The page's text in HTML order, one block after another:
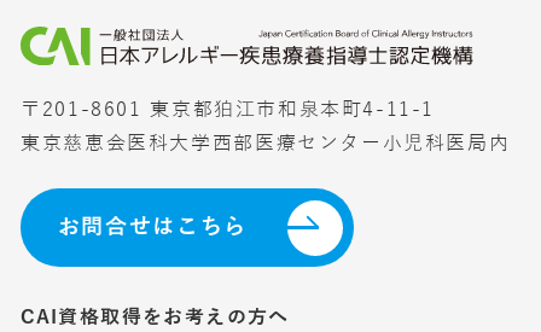
〒201-8601 東京都狛江市和泉本町4-11-1
東京慈恵会医科大学西部医療センター小児科医局内
お問合せはこちら
CAI資格取得をお考えの方へ